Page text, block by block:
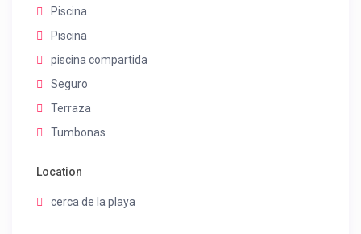
Piscina
Piscina
piscina compartida
Seguro
Terraza
Tumbonas
Location
cerca de la playa